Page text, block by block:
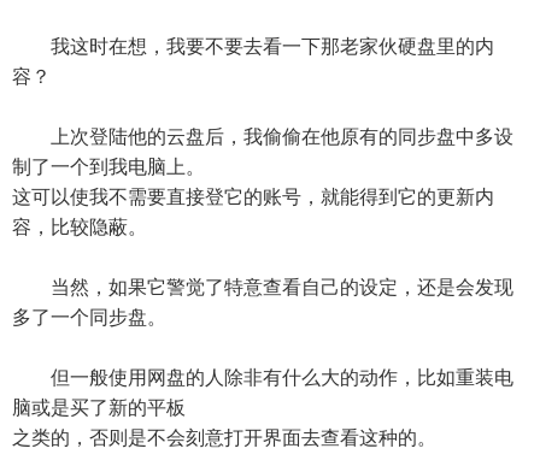
我这时在想，我要不要去看一下那老家伙硬盘里的内
容？
上次登陆他的云盘后，我偷偷在他原有的同步盘中多设
制了一个到我电脑上。
这可以使我不需要直接登它的账号，就能得到它的更新内
容，比较隐蔽。
当然，如果它警觉了特意查看自己的设定，还是会发现
多了一个同步盘。
但一般使用网盘的人除非有什么大的动作，比如重装电
脑或是买了新的平板
之类的，否则是不会刻意打开界面去查看这种的。